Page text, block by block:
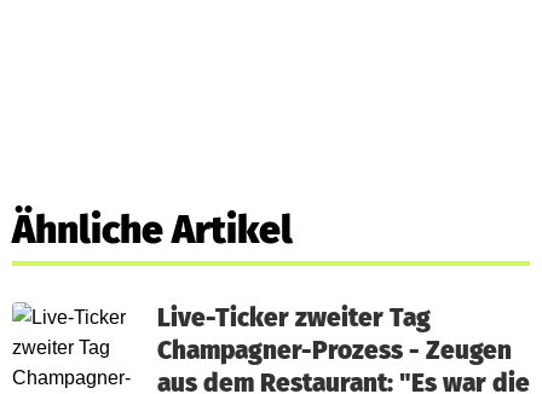
Ähnliche Artikel
Live-Ticker zweiter Tag
Champagner-Prozess - Zeugen
aus dem Restaurant: "Es war die